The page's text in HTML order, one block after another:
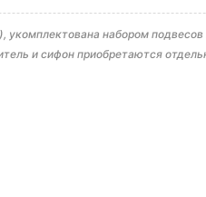
набором
и сифон приобретаются